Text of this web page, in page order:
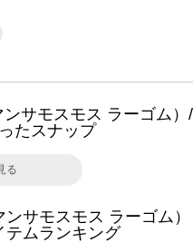
サモスモス ラーゴム）/
たスナップ
る
サモスモス ラーゴム）
テムランキング